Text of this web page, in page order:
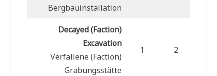
Bergbauinstallation
Decayed (Faction)
Excavation
Verfallene (Faction)
Grabungsstätte
1 2